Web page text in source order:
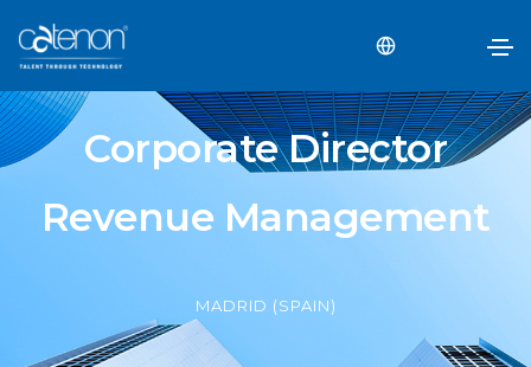
Corporate Director
Revenue Management
MADRID (SPAIN)